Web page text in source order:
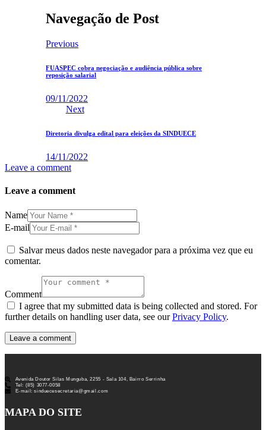
Navegação de Post
Previous
FUASPEC cobra negociação e audiência pública sobre
reposição salarial
09/11/2022
Next
Diretoria divulga edital para eleições da SINDUECE
14/11/2022
Leave a comment
Leave a comment
Name
E-mail
Salvar meus dados neste navegador para a próxima vez que eu
comentar.
Comment
I agree that my submitted data is being collected and stored. For
further details on handling user data, see ourPrivacy Policy.
Avenida Doutor Silas Munguba, 2255 - Sala 104, Bairro Serrinha
Tel: (85) 3077-0058
E-mail: sinduecesecretaria@gmail.com
MAPA DO SITE